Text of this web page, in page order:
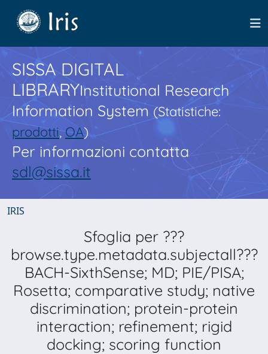
SISSA DIGITAL
LIBRARYInstitutional Research
Information System(Statistiche:
prodotti,OA)
Per informazioni contatta
sdl@sissa.it
IRIS
Sfoglia per ???
browse.type.metadata.subjectall???
BACH-SixthSense; MD; PIE/PISA;
Rosetta; comparative study; native
discrimination; protein-protein
interaction; refinement; rigid
docking; scoring function